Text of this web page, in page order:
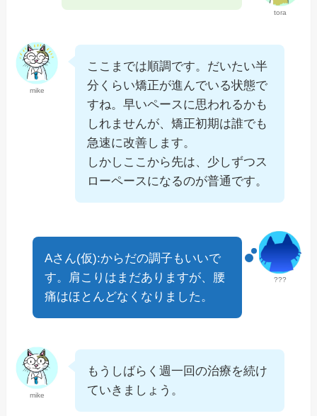
tora
mike
ここまでは順調です。だいたい半
分くらい矯正が進んでいる状態で
すね。早いペースに思われるかも
しれませんが、矯正初期は誰でも
急速に改善します。
しかしここから先は、少しずつス
ローペースになるのが普通です。
???
Aさん(仮):からだの調子もいいで
す。肩こりはまだありますが、腰
痛はほとんどなくなりました。
mike
もうしばらく週一回の治療を続け
ていきましょう。